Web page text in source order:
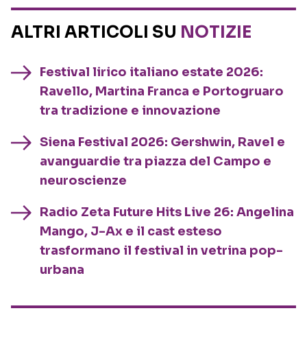
ALTRI ARTICOLI SU NOTIZIE
Festival lirico italiano estate 2026:
Ravello, Martina Franca e Portogruaro
tra tradizione e innovazione
Siena Festival 2026: Gershwin, Ravel e
avanguardie tra piazza del Campo e
neuroscienze
Radio Zeta Future Hits Live 26: Angelina
Mango, J-Ax e il cast esteso
trasformano il festival in vetrina pop-
urbana